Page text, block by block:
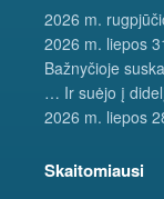
2026 m.
2026 m. liepos
Bažnyčioje
… Ir suėjo į
2026 m. liepos
Skaitomiausi